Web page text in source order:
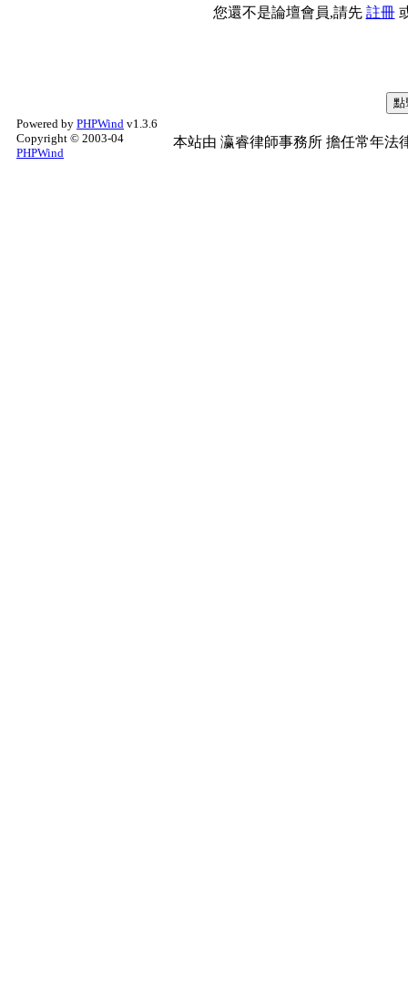
您還不是論壇會員,請先 註冊
Powered by PHPWind v1.3.6
Copyright © 2003-04
PHPWind
本站由 瀛睿律師事務所 擔任常年法